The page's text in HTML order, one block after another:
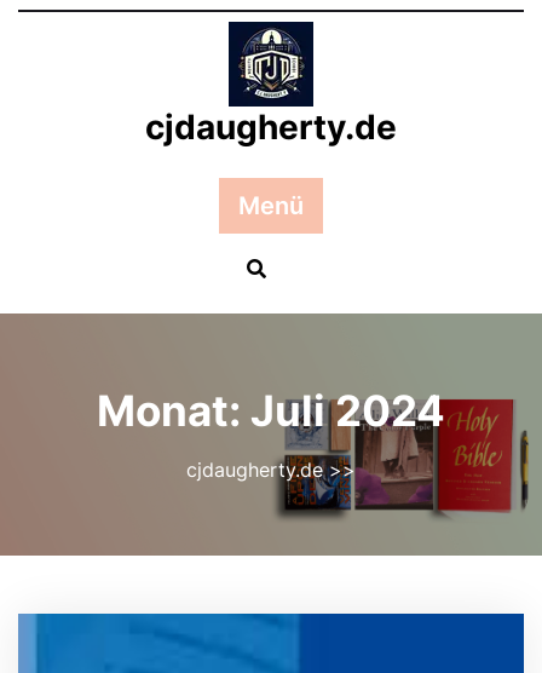
Zum
cjdaugherty.de
Menü
Monat: Juli 2024
cjdaugherty.de>>